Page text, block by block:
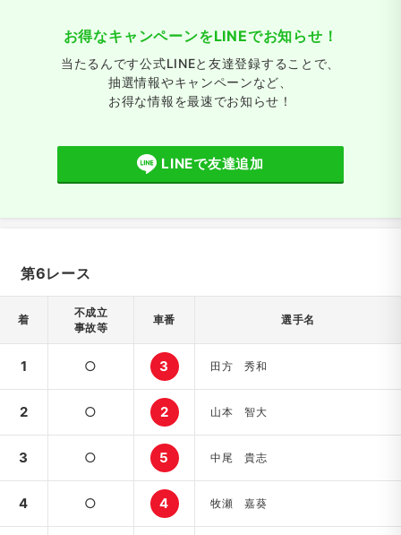
お得なキャンペーンをLINEでお知らせ！
当たるんです公式LINEと友達登録することで、
抽選情報やキャンペーンなど、
お得な情報を最速でお知らせ！
LINEで友達追加
第6レース
着
不成立
事故等
車番 選手名
1 ○ 3 田方 秀和
2 ○ 2 山本 智大
3 ○ 5 中尾 貴志
4 ○ 4 牧瀬 嘉葵